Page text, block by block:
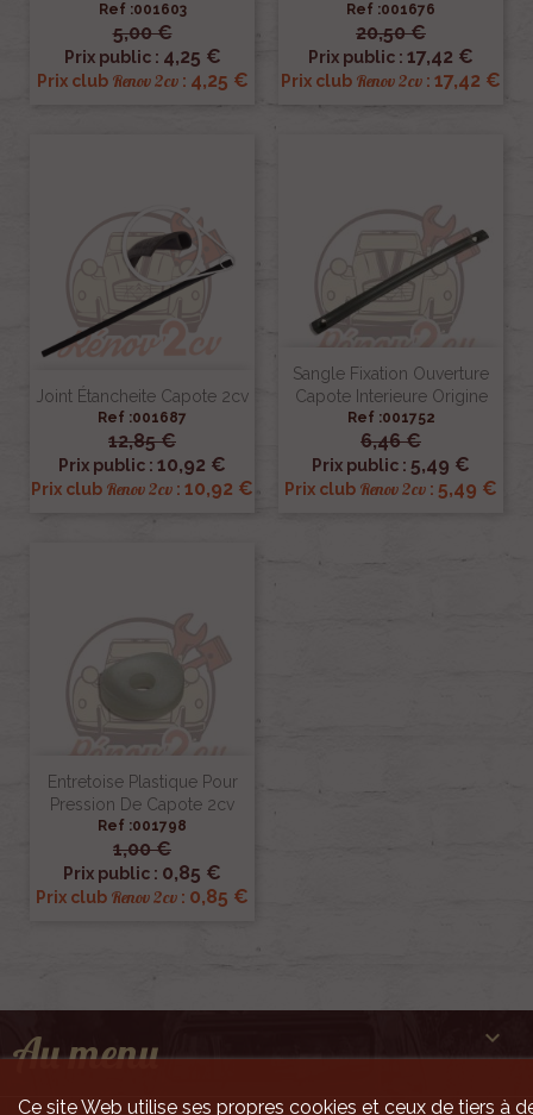
Ref :001603
5,00 €
Prix public : 4,25 €
Prix club Renov 2cv: 4,25 €
Ref :001676
20,50 €
Prix public : 17,42 €
Prix club Renov 2cv : 17,42 €
Joint Étancheite Capote 2cv
Ref :001687
12,85 €
Prix public : 10,92 €
Prix club Renov 2cv : 10,92 €
Sangle Fixation Ouverture
Capote Interieure Origine
Ref :001752
6,46 €
Prix public : 5,49 €
Prix club Renov 2cv : 5,49 €
Entretoise Plastique Pour
Pression De Capote 2cv
Ref :001798
1,00 €
Prix public : 0,85 €
Prix club Renov 2cv : 0,85 €
Au menu 
Ce site Web utilise ses propres cookies et ceux de tiers à